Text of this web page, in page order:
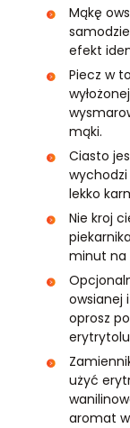
Mąkę
efekt
Piecz w
mąki.
Ciasto
lekko
Nie kroj
minut na
owsianej
oprosz
użyć
aromat